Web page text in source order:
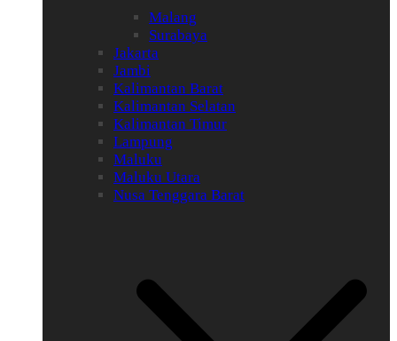
Malang
Surabaya
Jakarta
Jambi
Kalimantan Barat
Kalimantan Selatan
Kalimantan Timur
Lampung
Maluku
Maluku Utara
Nusa Tenggara Barat